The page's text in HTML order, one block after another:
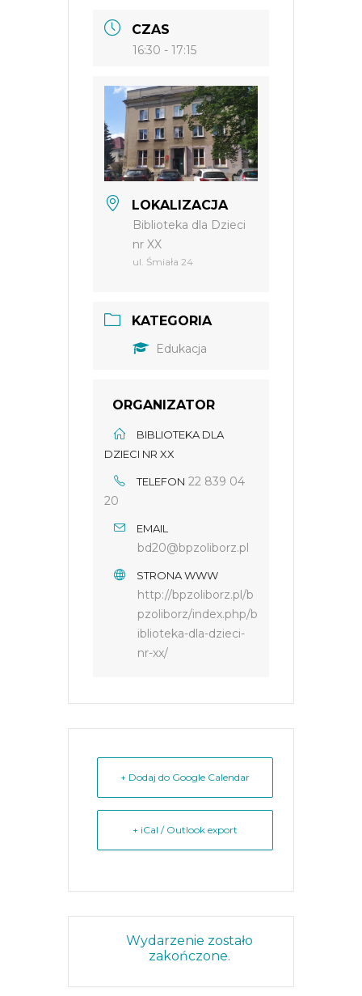
CZAS
16:30 - 17:15
LOKALIZACJA
Biblioteka dla Dzieci
nr XX
ul. Śmiała 24
KATEGORIA
Edukacja
ORGANIZATOR
BIBLIOTEKA DLA
DZIECI NR XX
TELEFON 22 839 04
20
EMAIL
bd20@bpzoliborz.pl
STRONA WWW
http://bpzoliborz.pl/b
pzoliborz/index.php/b
iblioteka-dla-dzieci-
nr-xx/
+ Dodaj do Google Calendar
+ iCal / Outlook export
Wydarzenie zostało
zakończone.